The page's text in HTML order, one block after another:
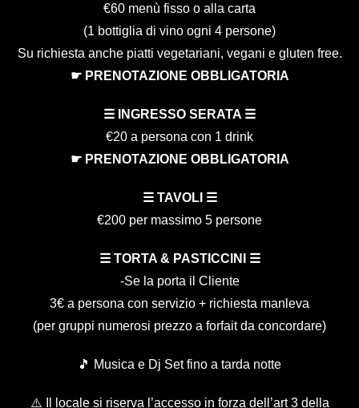
€60 menù fisso o alla carta
(1 bottiglia di vino ogni 4 persone)
Su richiesta anche piatti vegetariani, vegani e gluten free.
☛ PRENOTAZIONE OBBLIGATORIA
☰ INGRESSO SERATA ☰
€20 a persona con 1 drink
☛ PRENOTAZIONE OBBLIGATORIA
☰ TAVOLI ☰
€200 per massimo 5 persone
☰ TORTA & PASTICCINI ☰
-Se la porta il Cliente
3€ a persona con servizio + richiesta manleva
(per gruppi numerosi prezzo a forfait da concordare)
🎵 Musica e Dj Set fino a tarda notte
⚠️ Il locale si riserva l’accesso in forza dell’art 3 della